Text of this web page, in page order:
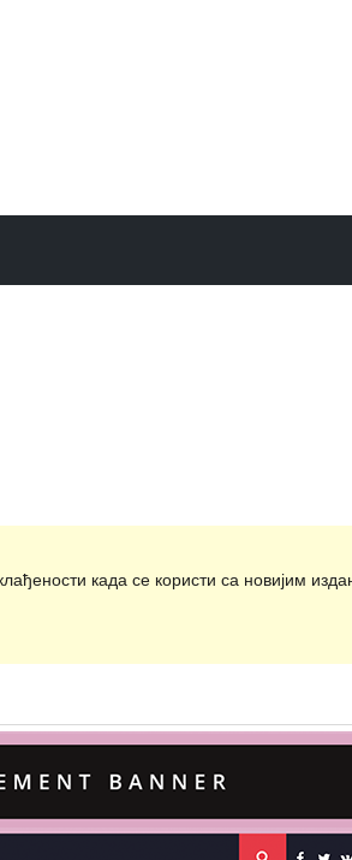
када се користи са новијим
ПрегледПреузимање
Ово је тема-дете темеInfinity Mag.